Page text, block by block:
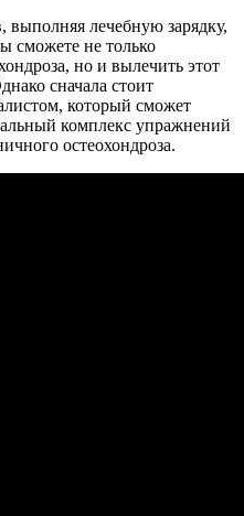
лечебную зарядку,
сможете не только
но и вылечить этот
сначала стоит
который сможет
комплекс упражнений
остеохондроза.